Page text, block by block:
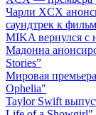
Чарли XCX
саундтрек к
MIKA вернулся с
Мадонна
Stories”
Мировая
Ophelia"
Taylor Swift